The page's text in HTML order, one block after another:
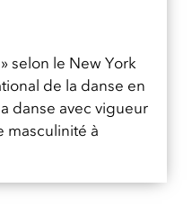
selon le New York
de la danse en
danse avec vigueur
masculinité à